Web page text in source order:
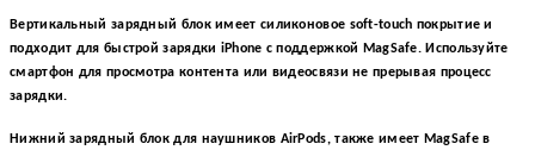
Вертикальный зарядный блок имеет силиконовое soft-touch покрытие и
подходит для быстрой зарядки iPhone c поддержкой MagSafe. Используйте
смартфон для просмотра контента или видеосвязи не прерывая процесс
зарядки.
Нижний зарядный блок для наушников AirPods, также имеет MagSafe в